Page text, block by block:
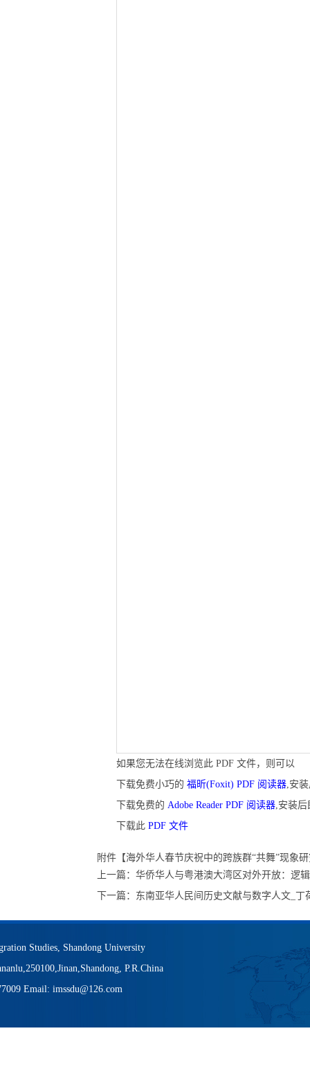
如果您无法在线浏览此 PDF 文件，则可以
下载免费小巧的 福昕(Foxit) PDF 阅读器,安
下载免费的 Adobe Reader PDF 阅读器,安装
下载此 PDF 文件
附件【海外华人春节庆祝中的跨族群“共舞”现象
上一篇： 华侨华人与粤港澳大湾区对外开放：逻
下一篇： 东南亚华人民间历史文献与数字人文_丁
Studies, Shandong University
P.R.China
Email: imssdu@126.com